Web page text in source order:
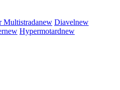
Multistradanew Diavelnew
new Hypermotardnew